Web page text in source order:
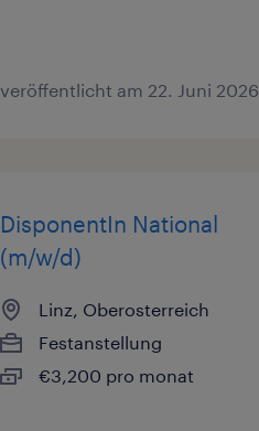
veröffentlicht am 22. Juni 2026
DisponentIn National
(m/w/d)
Linz, Oberosterreich
Festanstellung
€3,200 pro monat